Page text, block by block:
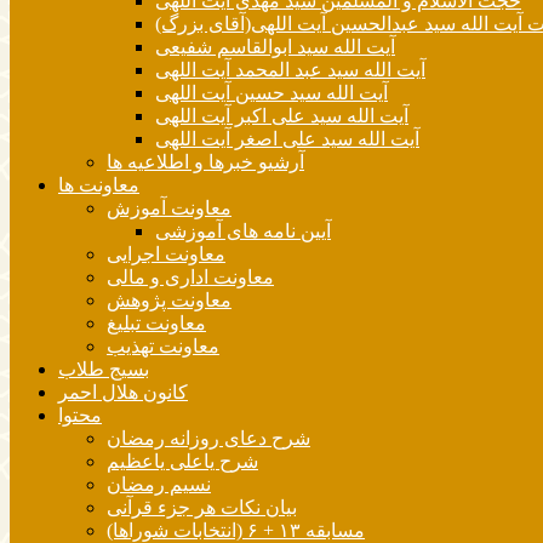
الله سید عبدالحسین آیت اللهی(آقای بزرگ)
آیت الله سید ابوالقاسم شفیعی
آیت الله سید عبد المحمد آیت اللهی
آیت الله سید حسین آیت اللهی
آیت الله سید علی اکبر آیت اللهی
آیت الله سید علی اصغر آیت اللهی
آرشیو خبرها و اطلاعیه ها
معاونت ها
معاونت آموزش
آیین نامه های آموزشی
معاونت اجرایی
معاونت اداری و مالی
معاونت پژوهش
معاونت تبلیغ
معاونت تهذیب
بسیج طلاب
کانون هلال احمر
محتوا
شرح دعای روزانه رمضان
شرح یاعلی یاعظیم
نسیم رمضان
بیان نکات هر جزء قرآنی
مسابقه ۱۳ + ۶ (انتخابات شوراها)